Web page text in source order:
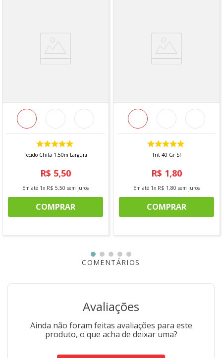
Cuidados:
Para manchas superficiais de líquidos aquosos ou
oleosos, limpe com um pano macio úmido ou esponja
não abrasiva com detergente neutro, seguido de pano
Vendido a cada 1 metro onde a medida se refere a um
metro de comprimento pela largura do tecido. Caso
sejam solicitados 2 metros, será enviada metragem
corrida, sem cortes.
Para pedidos acima de 15 metros, é possível que haja
fracionamento do corte.
*Imagem meramente ilustrativa.
Tecido Chita 1.50m Largura
R$ 5,50
Em até 1x R$ 5,50 sem juros
COMPRAR
Tnt 40 Gr Sf
R$ 1,80
Em até 1x R$ 1,80 sem juros
COMPRAR
COMENTÁRIOS
Avaliações
Ainda não foram feitas avaliações para este
produto, o que acha de deixar uma?